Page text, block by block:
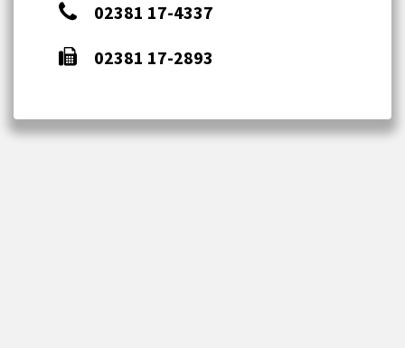
02381 17-4337
02381 17-2893